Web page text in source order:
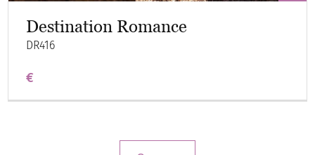
Destination Romance
DR416
€